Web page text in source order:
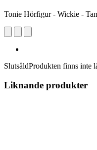
Tonie Hörfigur - Wickie -
SlutsåldProdukten finns inte
Liknande produkter